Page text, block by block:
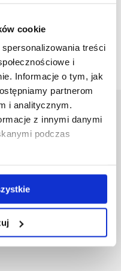
cookie
treści
i
Informacje o tym, jak
partnerom
i analitycznym.
z innymi danymi
podczas